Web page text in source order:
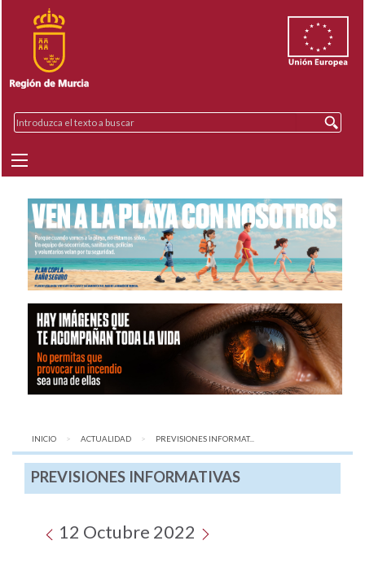
INICIO ACTUALIDAD AQUÍ:
PREVISIONES INFORMAT...
PREVISIONES INFORMATIVAS
12 Octubre 2022